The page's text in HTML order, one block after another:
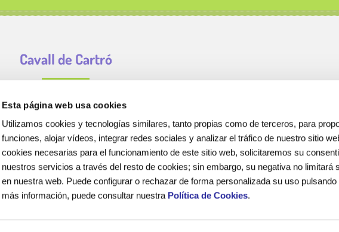
Esta página web usa cookies
Utilizamos cookies y tecnologías similares, tanto propias como de terceros, para
funciones, alojar vídeos, integrar redes sociales y analizar el tráfico de nuestro sitio
cookies necesarias para el funcionamiento de este sitio web, solicitaremos su
nuestros servicios a través del resto de cookies; sin embargo, su negativa no limitará
en nuestra web. Puede configurar o rechazar de forma personalizada su uso pulsando
más información, puede consultar nuestra Política de Cookies.
Cavall de Cartró